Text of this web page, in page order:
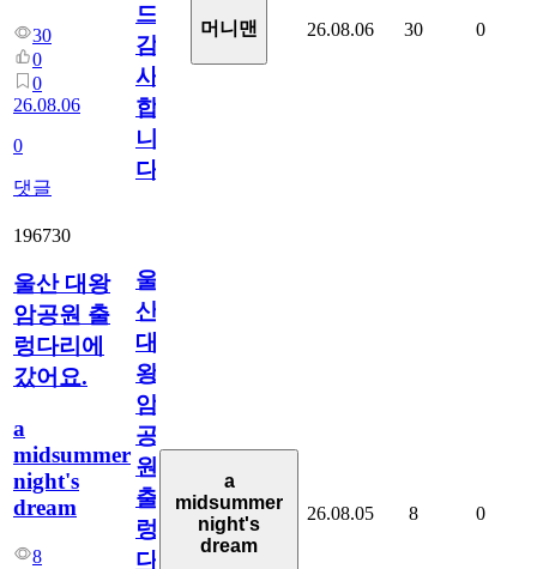
30
0
0
26.08.06
0
댓글
드
감
사
합
니
다
머니맨 26.08.06 30 0
196730
울산 대왕
암공원 출
렁다리에
갔어요.
a
midsummer
night's
dream
8
울
산
대
왕
암
공
원
출
렁
다
a
midsummer
night's
dream
26.08.05 8 0